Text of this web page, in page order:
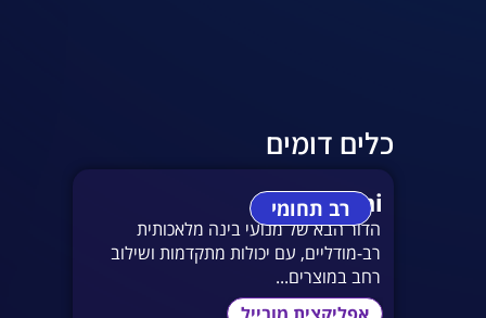
כלים דומים
רב תחומי
Gemini
הדור הבא של מנועי בינה מלאכותית
רב-מודליים, עם יכולות מתקדמות ושילוב
רחב במוצרים...